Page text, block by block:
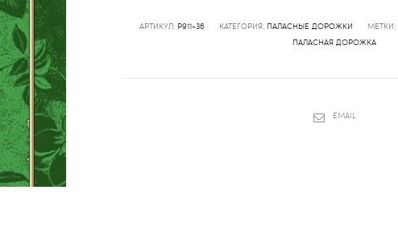
АРТИКУЛ: P911-36 КАТЕГОРИЯ: ПАЛАСНЫЕ ДОРОЖКИ МЕТКИ:
ПАЛАСНАЯ ДОРОЖКА
SHAREEMAIL